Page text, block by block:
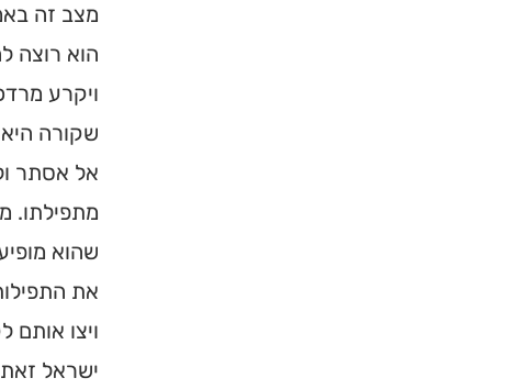
מצב זה
הוא רוצה
ויקרע
שקורה
אל אסתר
מתפילתו.
שהוא
את
ויצו אותם
ישראל